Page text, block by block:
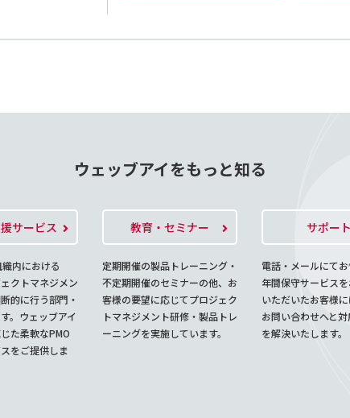
ウェッブアイをもっと知る
サービス
内における
クトマネジメン
的に行う部門・
。ウェッブアイ
た柔軟なPMO
をご提供しま
教育・セミナー
定期開催の製品トレーニング・
不定期開催のセミナーの他、お
客様の要望に応じてプロジェク
トマネジメント研修・製品トレ
ーニングを実施しています。
サポート
電話・メールにてお
年間保守サービス
いただいたお客様
お問い合わせへと
を解決いたします。